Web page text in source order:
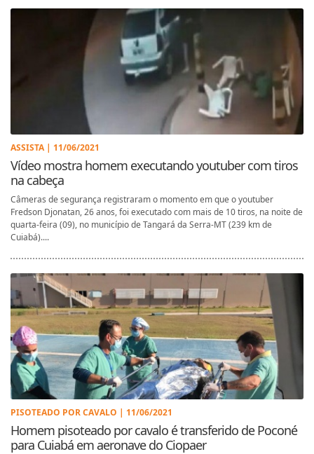
ASSISTA | 11/06/2021
Vídeo mostra homem executando youtuber com tiros
na cabeça
Câmeras de segurança registraram o momento em que o youtuber
Fredson Djonatan, 26 anos, foi executado com mais de 10 tiros, na noite de
quarta-feira (09), no município de Tangará da Serra-MT (239 km de
Cuiabá)....
PISOTEADO POR CAVALO | 11/06/2021
Homem pisoteado por cavalo é transferido de Poconé
para Cuiabá em aeronave do Ciopaer